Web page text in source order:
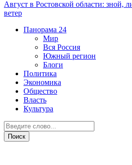
Август в Ростовской области: зной,
ветер
Панорама 24
Мир
Вся Россия
Южный регион
Блоги
Политика
Экономика
Общество
Власть
Культура